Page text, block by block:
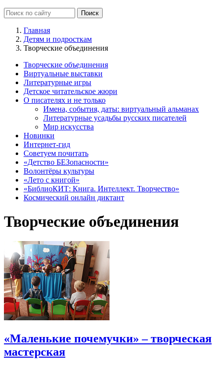
Главная
Детям и подросткам
Творческие объединения
Творческие объединения
Виртуальные выставки
Литературные игры
Детское читательское жюри
О писателях и не только
Имена, события, даты: виртуальный альманах
Литературные усадьбы русских писателей
Мир искусства
Новинки
Интернет-гид
Советуем почитать
«Детство БЕЗопасности»
Волонтёры культуры
«Лето с книгой»
«БиблиоКИТ: Книга. Интеллект. Творчество»
Космический онлайн диктант
Творческие объединения
«Маленькие почемучки» – творческая
мастерская